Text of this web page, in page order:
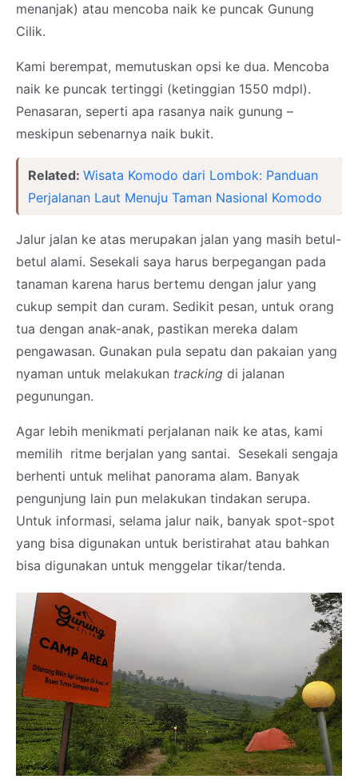
menanjak) atau mencoba naik ke puncak Gunung
Cilik.
Kami berempat, memutuskan opsi ke dua. Mencoba
naik ke puncak tertinggi (ketinggian 1550 mdpl).
Penasaran, seperti apa rasanya naik gunung –
meskipun sebenarnya naik bukit.
Related: Wisata Komodo dari Lombok: Panduan
Perjalanan Laut Menuju Taman Nasional Komodo
Jalur jalan ke atas merupakan jalan yang masih betul-
betul alami. Sesekali saya harus berpegangan pada
tanaman karena harus bertemu dengan jalur yang
cukup sempit dan curam. Sedikit pesan, untuk orang
tua dengan anak-anak, pastikan mereka dalam
pengawasan. Gunakan pula sepatu dan pakaian yang
nyaman untuk melakukan tracking di jalanan
pegunungan.
Agar lebih menikmati perjalanan naik ke atas, kami
memilih ritme berjalan yang santai. Sesekali sengaja
berhenti untuk melihat panorama alam. Banyak
pengunjung lain pun melakukan tindakan serupa.
Untuk informasi, selama jalur naik, banyak spot-spot
yang bisa digunakan untuk beristirahat atau bahkan
bisa digunakan untuk menggelar tikar/tenda.